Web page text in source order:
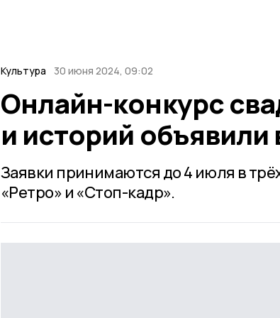
Культура 30 июня 2024, 09:02
Онлайн-конкурс
и историй объявили
Заявки принимаются до 4 июля в
«Ретро» и «Стоп-кадр».